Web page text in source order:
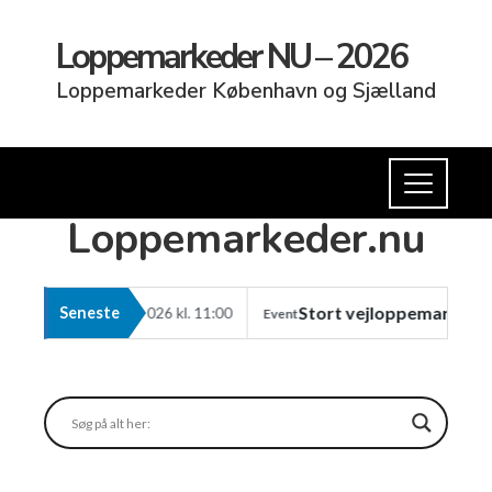
Loppemarkeder NU – 2026
Loppemarkeder København og Sjælland
Loppemarkeder.nu
Seneste
2026 kl. 11:00 EventStort vejloppemarked i Vanløse